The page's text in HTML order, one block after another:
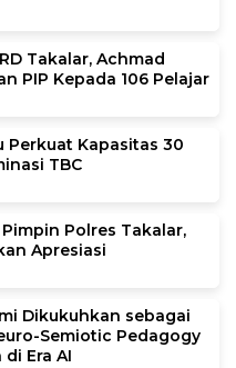
Takalar, Achmad
PIP Kepada 106 Pelajar
Perkuat Kapasitas 30
TBC
Polres Takalar,
Apresiasi
Dikukuhkan sebagai
Semiotic Pedagogy
Era AI